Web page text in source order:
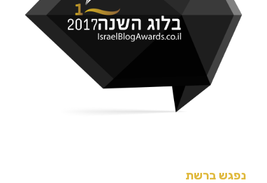
נפגש ברשת